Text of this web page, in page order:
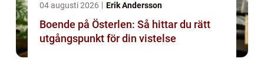
04 augusti 2026 Erik Andersson
Boende på Österlen: Så hittar du rätt
utgångspunkt för din vistelse